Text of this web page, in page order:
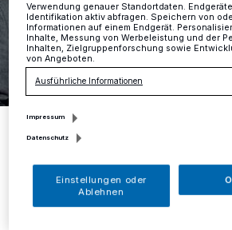
Bernd Lohmüller (Geschäftsführer jobcenter
Tymister (Vorsitzender der
Foto: Guntmar Fritz
Verwendung genauer Standortdaten.
Identifikation aktiv abfragen. Speichern von
Informationen auf einem Endgerät.
Inhalte, Messung von Werbeleistung und der
Inhalten, Zielgruppenforschung sowie
von Angeboten.
Ausführliche Informationen
Impressum
Datenschutz
Einstellungen oder
Ablehnen